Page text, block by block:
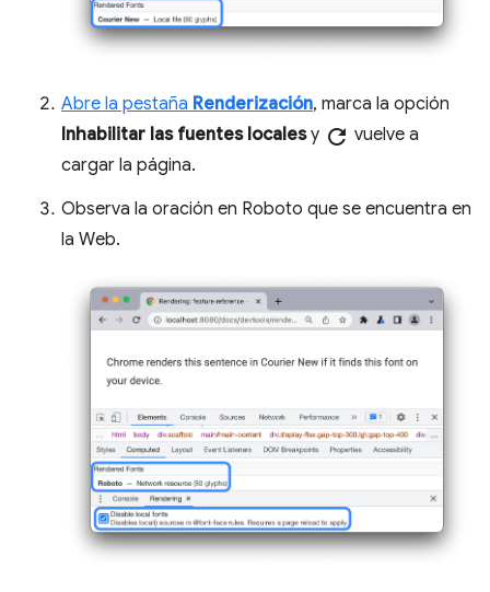
Abre la pestaña Renderización, marca la opción
Inhabilitar las fuentes localesy refresh vuelve a
cargar la página.
Observa la oración en Roboto que se encuentra en
la Web.